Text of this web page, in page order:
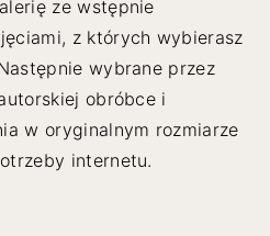
ze wstępnie
z których wybierasz
wybrane przez
obróbce i
w oryginalnym rozmiarze
internetu.